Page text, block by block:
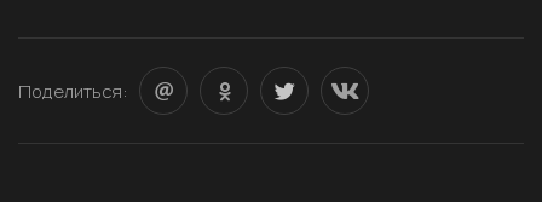
Поделиться: